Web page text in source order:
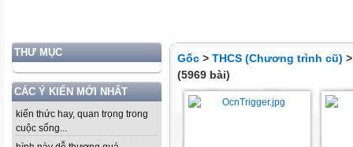
THƯ MỤC
CÁC Ý KIẾN MỚI NHẤT
kiến thức hay, quan trọng trong
cuộc sống...
Gốc > THCS (Chương trình cũ)
(5969 bài)